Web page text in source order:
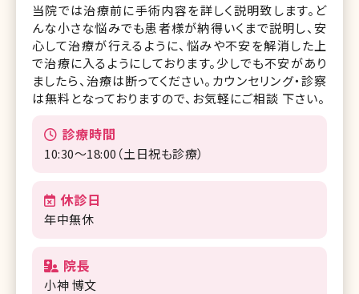
当院では治療前に手術内容を詳しく説明致します。ど
んな小さな悩みでも患者様が納得いくまで説明し、安
心して治療が行えるように、悩みや不安を解消した上
で治療に入るようにしております。少しでも不安があり
ましたら、治療は断ってください。カウンセリング・診察
は無料となっておりますので、お気軽にご相談 下さい。
診療時間
10:30～18:00（土日祝も診療）
休診日
年中無休
院長
小神 博文